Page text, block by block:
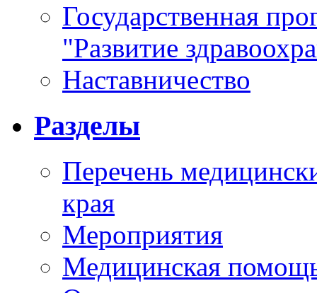
Государственная
"Развитие
Наставничество
Разделы
Перечень
края
Мероприятия
Медицинская